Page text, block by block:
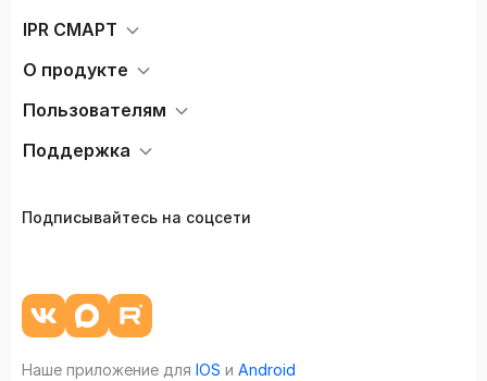
IPR СМАРТ
О продукте
Пользователям
Поддержка
Подписывайтесь на соцсети
Наше приложение для IOS и Android